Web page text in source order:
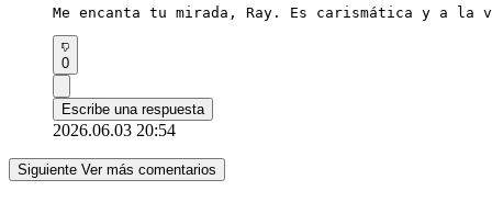
Me encanta tu mirada, Ray. Es carismática y a la
0
Escribe una respuesta
2026.06.03 20:54
Siguiente Ver más comentarios